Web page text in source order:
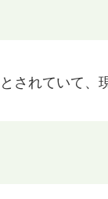
されていて、